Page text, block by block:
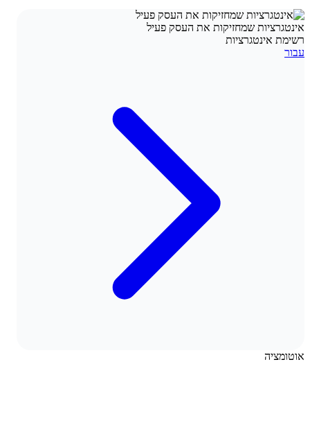
אינטגרציות שמחזיקות את העסק פעיל
רשימת אינטגרציות
עבור
אוטומציה